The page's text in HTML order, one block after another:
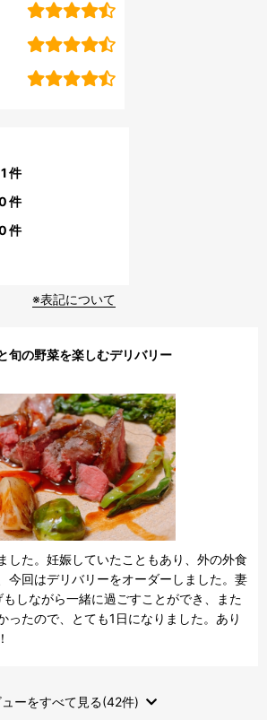
1件
件
件
※表記について
旬の野菜を楽しむデリバリー
した。妊娠していたこともあり、外の外食
今回はデリバリーをオーダーしました。妻
しながら一緒に過ごすことができ、また
ったので、とても1日になりました。あり
ューをすべて見る(42件)